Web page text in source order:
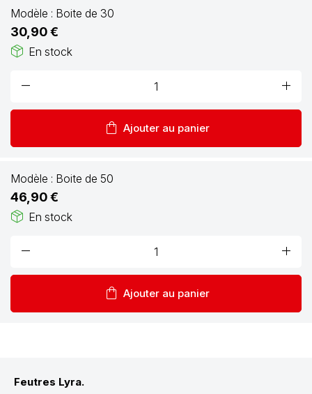
Modèle : Boite de 30
30,90 €
package_2 En stock
remove add
shopping_bag Ajouter au panier
Modèle : Boite de 50
46,90 €
package_2 En stock
remove add
shopping_bag Ajouter au panier
Feutres Lyra.